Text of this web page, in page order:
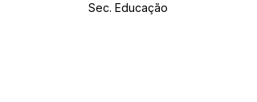
Sec. Educação